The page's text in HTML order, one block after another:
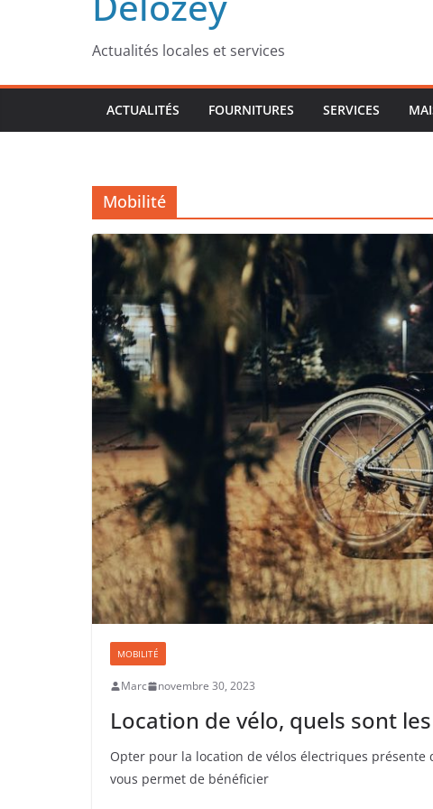
Actualités locales et services
ACTUALITÉS FOURNITURES SERVICES
Mobilité
MOBILITÉ
Marc novembre 30, 2023
Location de vélo, quels sont
Opter pour la location de vélos électriques présente
vous permet de bénéficier